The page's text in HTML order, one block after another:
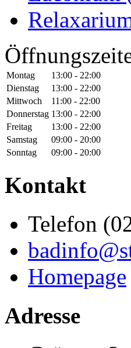
Montag
13:00 - 22:00
Dienstag
13:00 - 22:00
Mittwoch
11:00 - 22:00
Donnerstag 13:00 - 22:00
Freitag
13:00 - 22:00
Samstag
09:00 - 20:00
Sonntag
09:00 - 20:00
Kontakt
Telefon
Homepage
Adresse